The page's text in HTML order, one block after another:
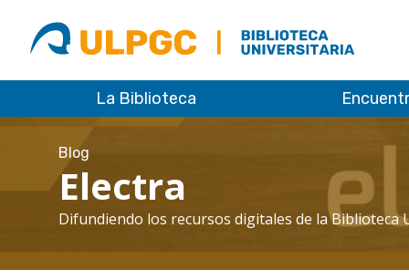
ULPGC
Biblioteca
ULPGC
La Biblioteca
Blog
Electra
Difundiendo los recursos digitales de la Biblioteca